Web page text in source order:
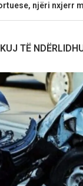
njëri nxjerr
TË